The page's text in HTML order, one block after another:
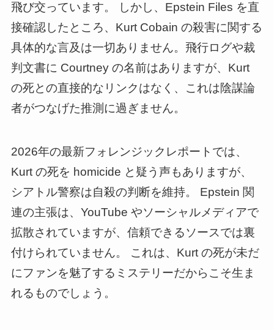
飛び交っています。 しかし、Epstein Files を直
接確認したところ、Kurt Cobain の殺害に関する
具体的な言及は一切ありません。飛行ログや裁
判文書に Courtney の名前はありますが、Kurt
の死との直接的なリンクはなく、これは陰謀論
者がつなげた推測に過ぎません。
2026年の最新フォレンジックレポートでは、
Kurt の死を homicide と疑う声もありますが、
シアトル警察は自殺の判断を維持。 Epstein 関
連の主張は、YouTube やソーシャルメディアで
拡散されていますが、信頼できるソースでは裏
付けられていません。 これは、Kurt の死が未だ
にファンを魅了するミステリーだからこそ生ま
れるものでしょう。